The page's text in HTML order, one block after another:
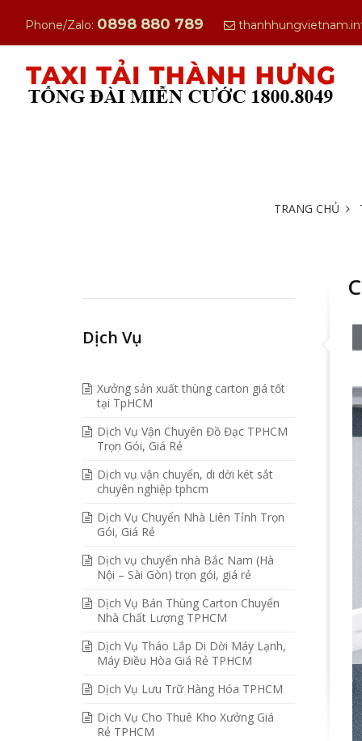
Phone/Zalo: 0898 880 789
TRANG CHỦ
Dịch Vụ
Xưởng sản xuất thùng carton giá tốt
tại TpHCM
Dịch Vụ Vận Chuyên Đồ Đạc TPHCM
Trọn Gói, Giá Rẻ
Dịch vụ vận chuyển, di dời két sắt
chuyên nghiệp tphcm
Dịch Vụ Chuyển Nhà Liên Tỉnh Trọn
Gói, Giá Rẻ
Dịch vụ chuyển nhà Bắc Nam (Hà
Nội – Sài Gòn) trọn gói, giá rẻ
Dịch Vụ Bán Thùng Carton Chuyển
Nhà Chất Lượng TPHCM
Dịch Vụ Tháo Lắp Di Dời Máy Lạnh,
Máy Điều Hòa Giá Rẻ TPHCM
Dịch Vụ Lưu Trữ Hàng Hóa TPHCM
Dịch Vụ Cho Thuê Kho Xưởng Giá
Rẻ TPHCM